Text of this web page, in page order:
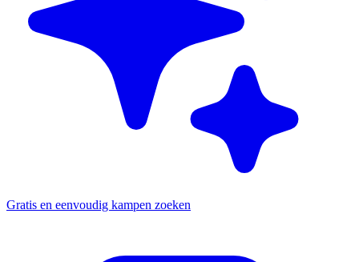
Gratis en eenvoudig kampen zoeken